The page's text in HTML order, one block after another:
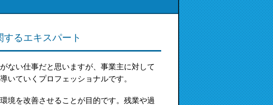
るエキスパート
ない仕事だと思いますが、事業主に対して
いていくプロフェッショナルです。
境を改善させることが目的です。残業や過